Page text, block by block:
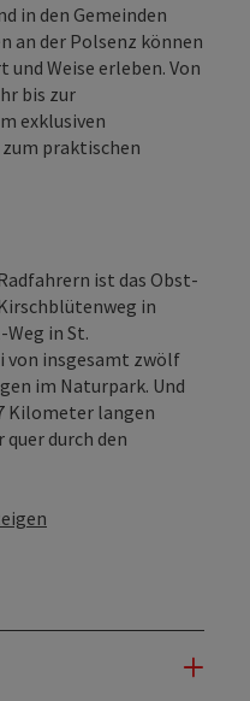
in den Gemeinden
an der Polsenz können
Weise erleben. Von
bis zur
exklusiven
praktischen
ist das Obst-
in
in St.
von insgesamt zwölf
im Naturpark. Und
Kilometer langen
durch den